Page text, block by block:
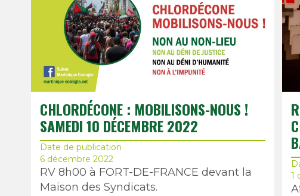
CHLORDÉCONE : MOBILISONS-NOUS !
SAMEDI 10 DÉCEMBRE 2022
Date de publication
6 décembre 2022
RV 8h00 à FORT-DE-FRANCE devant la
Maison des Syndicats.
1